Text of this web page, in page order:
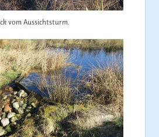
vom Aussichtsturm.